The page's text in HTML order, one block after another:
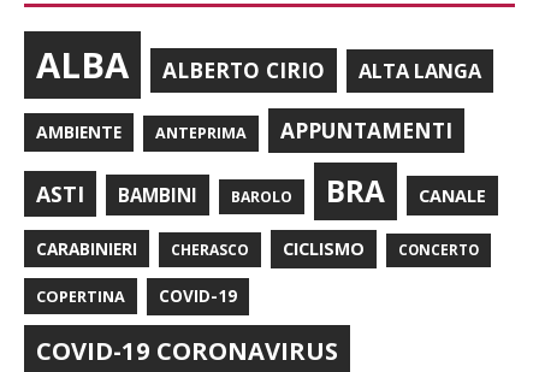
ALBA ALBERTO CIRIO ALTA LANGA
AMBIENTE ANTEPRIMA APPUNTAMENTI
ASTI BAMBINI BAROLO BRA CANALE
CARABINIERI CHERASCO CICLISMO CONCERTO
COPERTINA COVID-19
COVID-19 CORONAVIRUS